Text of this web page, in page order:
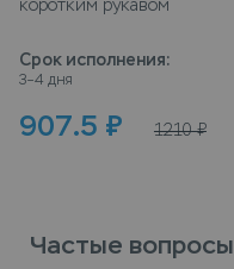
коротким рукавом
Срок исполнения:
3–4 дня
907.5 ₽ 1210 ₽
Частые вопросы